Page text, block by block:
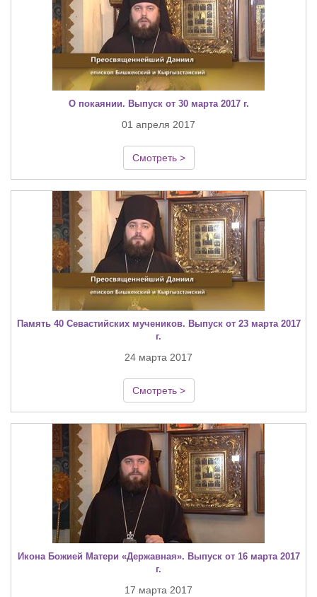
О покаянии. Выпуск от 30 марта 2017 г.
01 апреля 2017
Смотреть >
Память 40 Севастийских мучеников. Выпуск от 23 марта 2017
г.
24 марта 2017
Смотреть >
Икона Божией Матери «Державная». Выпуск от 16 марта 2017
г.
17 марта 2017